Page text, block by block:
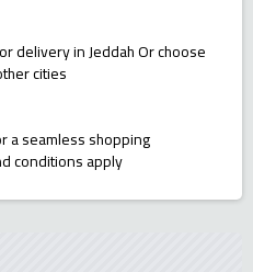
delivery in Jeddah Or choose
cities
a seamless shopping
conditions apply